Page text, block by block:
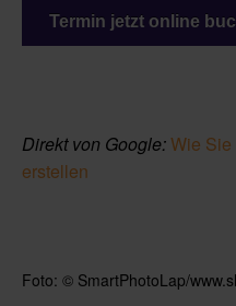
Termin jetzt online
Direkt von Google:Wie
erstellen
Foto: © SmartPhotoLap/